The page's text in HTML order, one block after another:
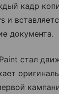
кадр
и
документа.
стал